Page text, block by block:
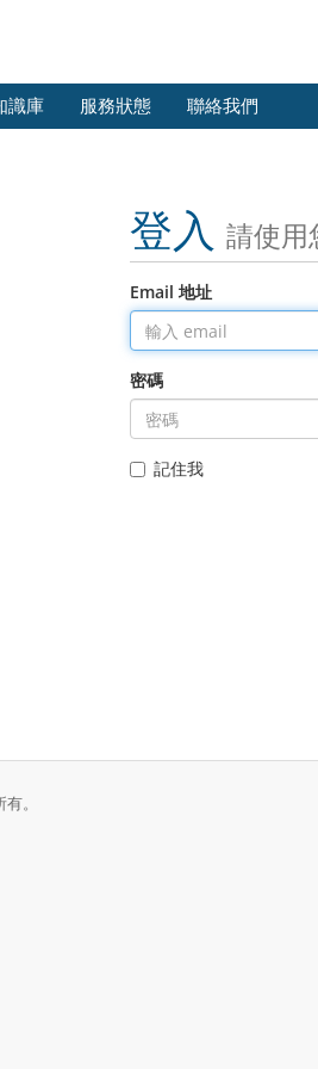
識庫 服務狀態 聯絡我們
登入 請使用
Email 地址
密碼
記住我
。